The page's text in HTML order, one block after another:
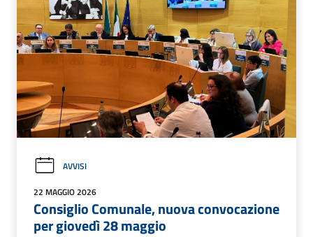
AVVISI
22 MAGGIO 2026
Consiglio Comunale, nuova convocazione
per giovedì 28 maggio